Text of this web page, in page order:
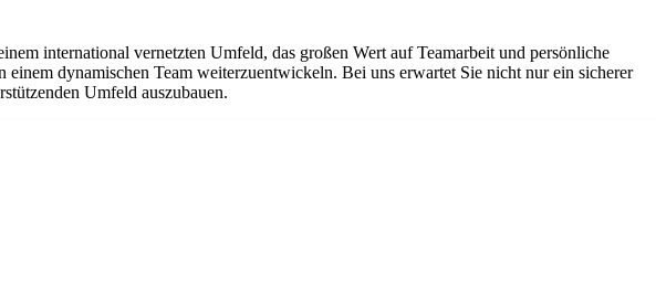
international vernetzten Umfeld, das großen Wert auf Teamarbeit und persönliche
dynamischen Team weiterzuentwickeln. Bei uns erwartet Sie nicht nur ein sicherer
Umfeld auszubauen.